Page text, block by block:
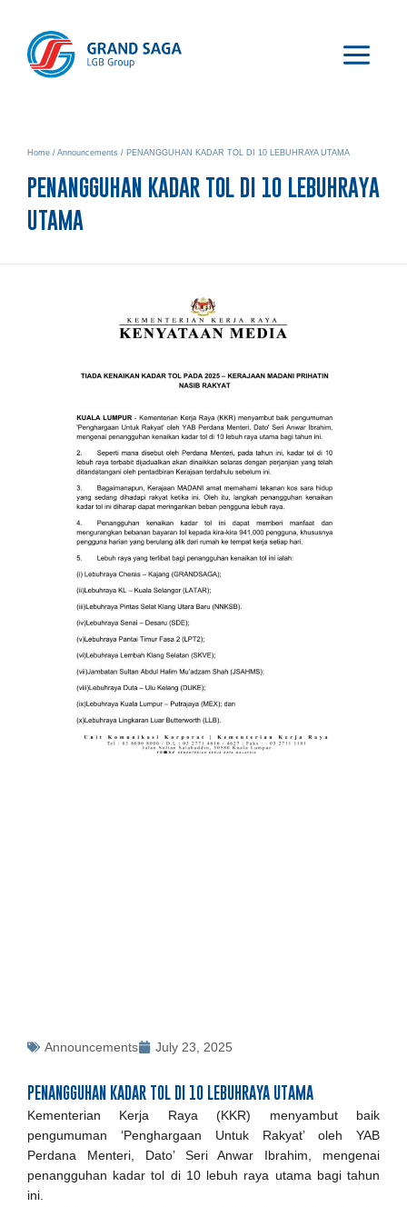
Home / Announcements / PENANGGUHAN KADAR TOL DI 10 LEBUHRAYA UTAMA
PENANGGUHAN KADAR TOL DI 10 LEBUHRAYA
UTAMA
Announcements July 23, 2025
PENANGGUHAN KADAR TOL DI 10 LEBUHRAYA UTAMA
Kementerian Kerja Raya (KKR) menyambut baik
pengumuman ‘Penghargaan Untuk Rakyat’ oleh YAB
Perdana Menteri, Dato’ Seri Anwar Ibrahim, mengenai
penangguhan kadar tol di 10 lebuh raya utama bagi tahun
ini.